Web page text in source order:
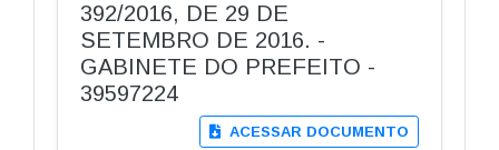
392/2016, DE 29 DE
SETEMBRO DE 2016. -
GABINETE DO PREFEITO -
39597224
ACESSAR DOCUMENTO